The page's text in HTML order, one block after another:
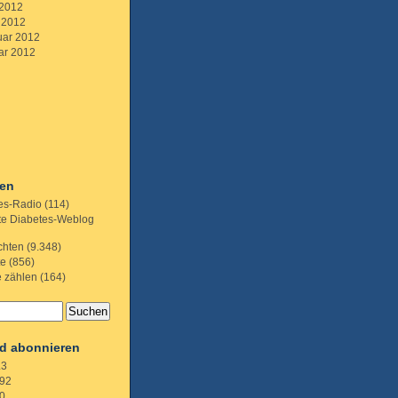
2012
2012
Radio (114)
Diabetes-Weblog
(9.348)
(856)
zählen (164)
abonnieren